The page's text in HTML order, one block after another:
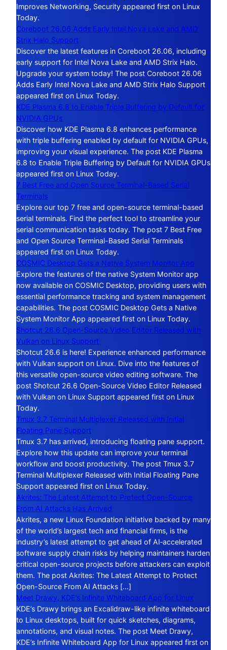
Improves Networking, Security appeared first on Linux
Today.
Coreboot 26.06 Adds Early Intel Nova Lake and AMD
Strix Halo Support
Discover the latest features in Coreboot 26.06, including
early support for Intel Nova Lake and AMD Strix Halo.
Upgrade your system today! The post Coreboot 26.06
Adds Early Intel Nova Lake and AMD Strix Halo Support
appeared first on Linux Today.
KDE Plasma 6.8 to Enable Triple Buffering by Default for
NVIDIA GPUs
Discover how KDE Plasma 6.8 enhances performance
with triple buffering enabled by default for NVIDIA GPUs,
improving your visual experience. The post KDE Plasma
6.8 to Enable Triple Buffering by Default for NVIDIA GPUs
appeared first on Linux Today.
7 Best Free and Open Source Terminal-Based Serial
Terminals
Explore our top 7 free and open-source terminal-based
serial terminals. Find the perfect tool to streamline your
serial communication tasks today. The post 7 Best Free
and Open Source Terminal-Based Serial Terminals
appeared first on Linux Today.
COSMIC Desktop Gets a Native System Monitor App
Explore the features of the native System Monitor app
now available on COSMIC Desktop, providing users with
essential performance tracking and system management
capabilities. The post COSMIC Desktop Gets a Native
System Monitor App appeared first on Linux Today.
Shotcut 26.6 Open-Source Video Editor Released with
Vulkan on Linux Support
Shotcut 26.6 is here! Experience enhanced performance
with Vulkan support on Linux. Dive into the features of
this versatile open-source video editing software. The
post Shotcut 26.6 Open-Source Video Editor Released
with Vulkan on Linux Support appeared first on Linux
Today.
Tmux 3.7 Terminal Multiplexer Released with Initial
Floating Pane Support
Tmux 3.7 has arrived, introducing floating pane support.
Explore how this update can improve your terminal
workflow and boost productivity. The post Tmux 3.7
Terminal Multiplexer Released with Initial Floating Pane
Support appeared first on Linux Today.
Akrites: The Latest Attempt to Protect Open-Source
From AI Attacks Has Arrived
Akrites, a new Linux Foundation initiative backed by many
of the world’s largest tech and financial firms, is the
industry’s latest attempt to get ahead of AI‑accelerated
software supply chain risks by helping maintainers harden
critical open-source projects before attackers can exploit
them. The post Akrites: The Latest Attempt to Protect
Open-Source From AI Attacks […]
Meet Drawy, KDE’s Infinite Whiteboard App for Linux
KDE’s Drawy brings an Excalidraw-like infinite whiteboard
to Linux desktops, built for quick sketches, diagrams,
annotations, and visual notes. The post Meet Drawy,
KDE’s Infinite Whiteboard App for Linux appeared first on